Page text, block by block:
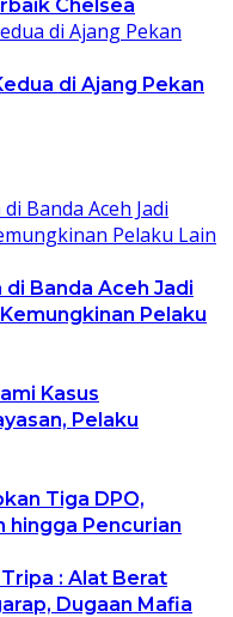
Chelsea
di Ajang Pekan
Banda Aceh Jadi
Pelaku
Kasus
Pelaku
Tiga DPO,
hingga Pencurian
: Alat Berat
Dugaan Mafia